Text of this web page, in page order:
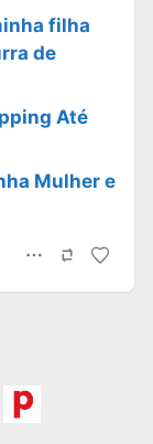
filha
de
Até
Mulher e